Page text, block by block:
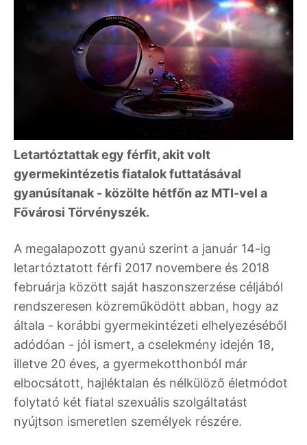
Letartóztattak egy férfit, akit volt
gyermekintézetis fiatalok futtatásával
gyanúsítanak - közölte hétfőn az MTI-vel a
Fővárosi Törvényszék.
A megalapozott gyanú szerint a január 14-ig
letartóztatott férfi 2017 novembere és 2018
februárja között saját haszonszerzése céljából
rendszeresen közreműködött abban, hogy az
általa - korábbi gyermekintézeti elhelyezéséből
adódóan - jól ismert, a cselekmény idején 18,
illetve 20 éves, a gyermekotthonból már
elbocsátott, hajléktalan és nélkülöző életmódot
folytató két fiatal szexuális szolgáltatást
nyújtson ismeretlen személyek részére.